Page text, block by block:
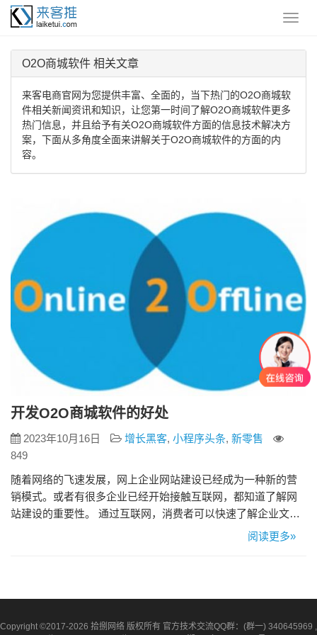
O2O商城软件 相关文章
来客电商官网为您提供丰富、全面的，当下热门的O2O商城软
件相关新闻资讯和知识，让您第一时间了解O2O商城软件更多
热门信息，并且给予有关O2O商城软件方面的信息技术解决方
案，下面从多角度全面来讲解关于O2O商城软件的方面的内
容。
开发O2O商城软件的好处
2023年10月16日 增长黑客, 小程序头条, 新零售
849
随着网络的飞速发展，网上企业网站建设已经成为一种新的营
销模式。或者有很多企业已经开始接触互联网，都知道了解网
站建设的重要性。 通过互联网，消费者可以快速了解企业文
化、产品特点等，可以有效地为消费者提供更积极的产品和服
的成功，在很大程度上…
阅读更多»
Copyright ©2017-2026 拾捌网络 版权所有 官方技术交流QQ群：(群一) 340645969 ,